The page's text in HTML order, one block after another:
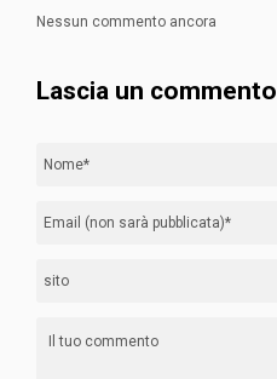
Nessun commento ancora
Lascia un commento